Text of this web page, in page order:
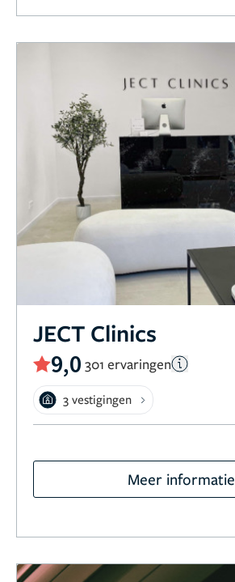
JECT Clinics
9,0 301 ervaringen
3 vestigingen
Meer informatie